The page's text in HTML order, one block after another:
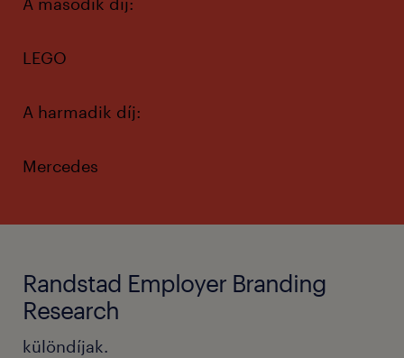
LEGO
A harmadik díj:
Mercedes
Randstad Employer Branding
Research
különdíjak.